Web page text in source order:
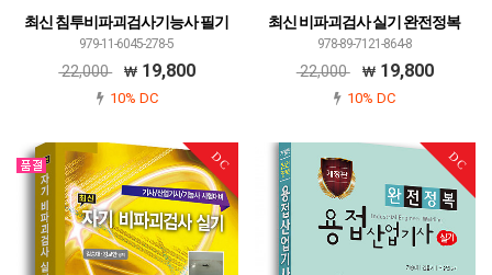
최신 침투비파괴검사기능사 필기
979-11-6045-278-5
22,000 19,800
10% DC
최신 비파괴검사 실기 완전정복
978-89-7121-864-8
22,000 19,800
10% DC
DC DC